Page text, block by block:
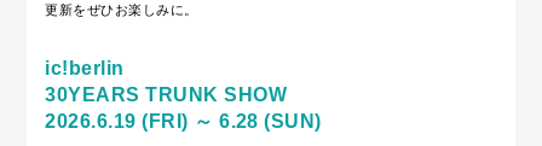
更新をぜひお楽しみに。
ic!berlin
30YEARS TRUNK SHOW
2026.6.19 (FRI) ～ 6.28 (SUN)